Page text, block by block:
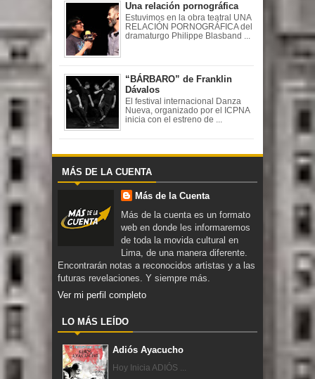
Una relación pornográfica
Estuvimos en la obra teatral UNA
RELACIÓN PORNOGRÁFICA del
dramaturgo Philippe Blasband ...
“BÁRBARO” de Franklin
Dávalos
El festival internacional Danza
Nueva, organizado por el ICPNA
inicia con el estreno de ...
MÁS DE LA CUENTA
Más de la Cuenta
Más de la cuenta es un formato
web en donde les informaremos
de toda la movida cultural en
Lima, de una manera diferente.
Encontrarán notas a reconocidos artistas y a las
futuras revelaciones. Y siempre más.
Ver mi perfil completo
LO MÁS LEÍDO
Adiós Ayacucho
Hoy Inicia ADIÓS ...